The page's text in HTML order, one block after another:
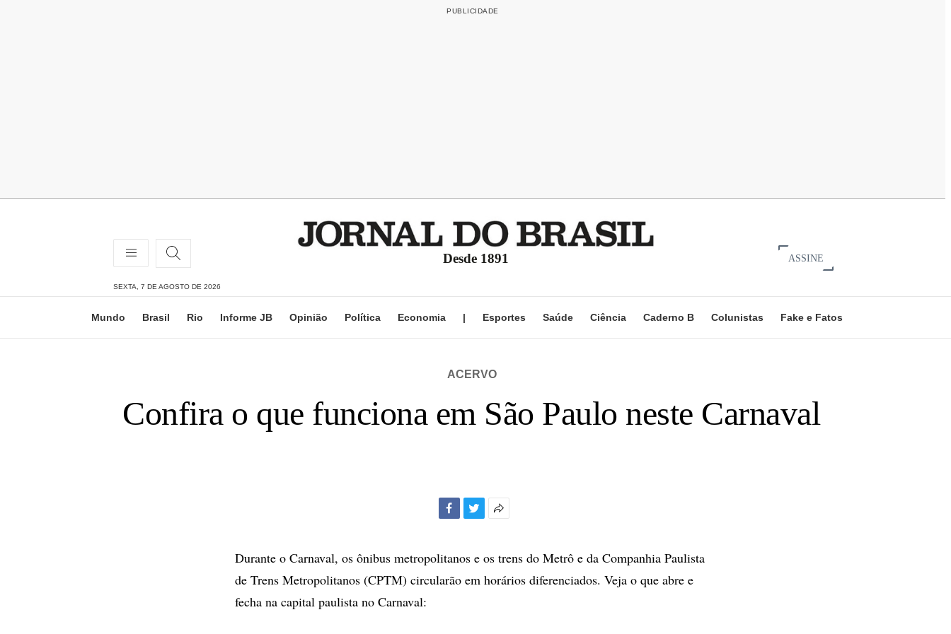
Desde 1891 ASSINE
SEXTA, 7 DE AGOSTO DE 2026
Mundo Brasil Rio Informe JB Opinião Política Economia | Esportes Saúde Ciência Caderno B Colunistas Fake e Fatos
ACERVO
Confira o que funciona em São Paulo neste Carnaval
compartilhamento
Durante o Carnaval, os ônibus metropolitanos e os trens do Metrô e da Companhia Paulista
de Trens Metropolitanos (CPTM) circularão em horários diferenciados. Veja o que abre e
fecha na capital paulista no Carnaval: